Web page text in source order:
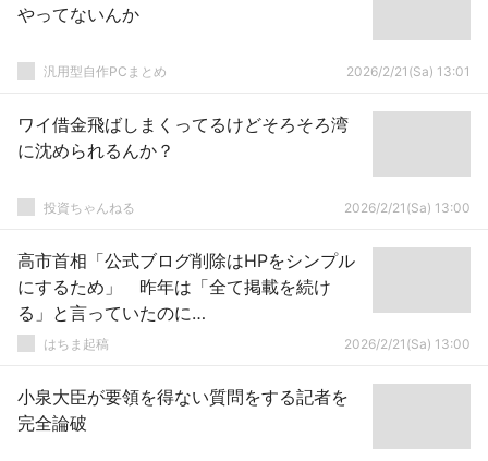
やってないんか
汎用型自作PCまとめ 2026/2/21(Sa) 13:01
ワイ借金飛ばしまくってるけどそろそろ湾
に沈められるんか？
投資ちゃんねる 2026/2/21(Sa) 13:00
高市首相「公式ブログ削除はHPをシンプル
にするため」 昨年は「全て掲載を続け
る」と言っていたのに…
はちま起稿 2026/2/21(Sa) 13:00
小泉大臣が要領を得ない質問をする記者を
完全論破